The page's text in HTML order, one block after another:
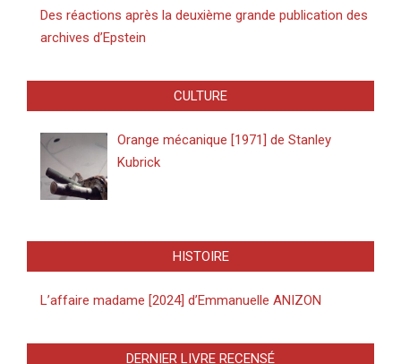
Des réactions après la deuxième grande publication des
archives d’Epstein
CULTURE
Orange mécanique [1971] de Stanley
Kubrick
HISTOIRE
L’affaire madame [2024] d’Emmanuelle ANIZON
DERNIER LIVRE RECENSÉ